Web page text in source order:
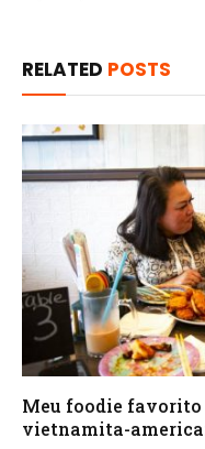
RELATED POSTS
Meu foodie favorito
vietnamita-